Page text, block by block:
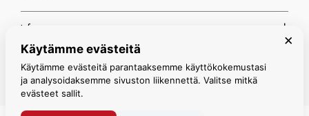
Info
Espoon myymälä
×
Käytämme evästeitä
Käytämme evästeitä parantaaksemme käyttökokemustasi
ja analysoidaksemme sivuston liikennettä. Valitse mitkä
evästeet sallit.